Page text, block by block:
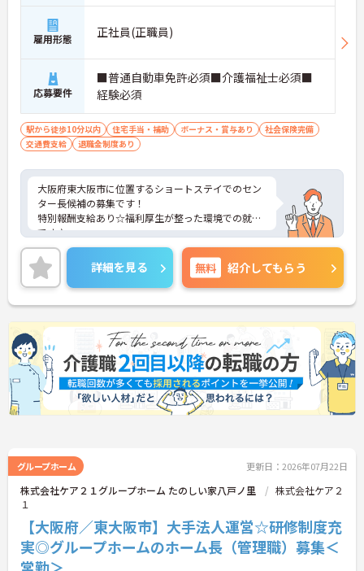
雇用形態 正社員(正職員)
応募要件
■普通自動車免許必須■介護福祉士必須■
経験必須
駅から徒歩10分以内 住宅手当・補助 ボーナス・賞与あり
社会保険完備
交通費支給
退職金制度あり
大阪府東大阪市に位置するショートステイでのセン
ター長候補の募集です！
特別報酬支給あり☆福利厚生が整った環境での就業
です♪
ご興味ある方には、面接対策ポイントなど、さらに
詳細をお話しいたしますのでお気軽にご相談くださ
い。
詳細を見る 無料 紹介してもらう
グループホーム 更新日：2026年07月22日
株式会社ケア２１グループホーム たのしい家八戸ノ里
株式会社ケア２
１
【大阪府／東大阪市】大手法人運営☆研修制度充
実◎グループホームのホーム長（管理職）募集＜